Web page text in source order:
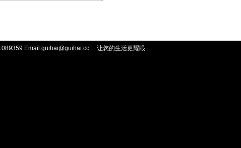
Email:guihai@guihai.cc 让您的生活更耀眼